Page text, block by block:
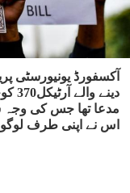
آکسفورڈ
مدعا تھا جس کی وجہ
اس نے اپنی طرف